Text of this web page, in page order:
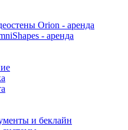
Orion - аренда
- аренда
и беклайн